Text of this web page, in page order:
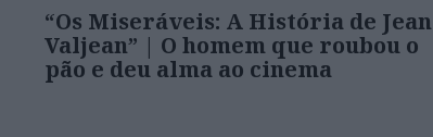
“Os Miseráveis: A História de Jean
Valjean” | O homem que roubou o
pão e deu alma ao cinema